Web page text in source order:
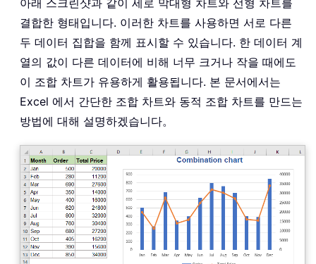
아래 스크린샷과 같이 세로 막대형 차트와 선형 차트를
결합한 형태입니다. 이러한 차트를 사용하면 서로 다른
두 데이터 집합을 함께 표시할 수 있습니다. 한 데이터 계
열의 값이 다른 데이터에 비해 너무 크거나 작을 때에도
이 조합 차트가 유용하게 활용됩니다. 본 문서에서는
Excel 에서 간단한 조합 차트와 동적 조합 차트를 만드는
방법에 대해 설명하겠습니다。